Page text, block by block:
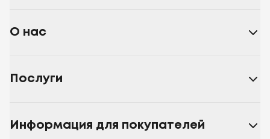
О нас
Послуги
Информация для покупателей